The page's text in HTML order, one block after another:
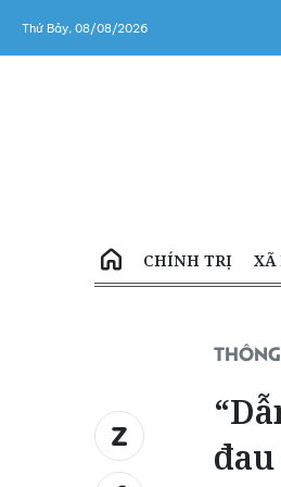
Thứ Bảy, 08/08/2026
CHÍNH TRỊ XÃ